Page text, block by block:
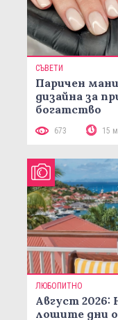
СЪВЕТИ
Паричен
дизайна за
богатство
673 15
ЛЮБОПИТНО
Август 2026:
лошите дни